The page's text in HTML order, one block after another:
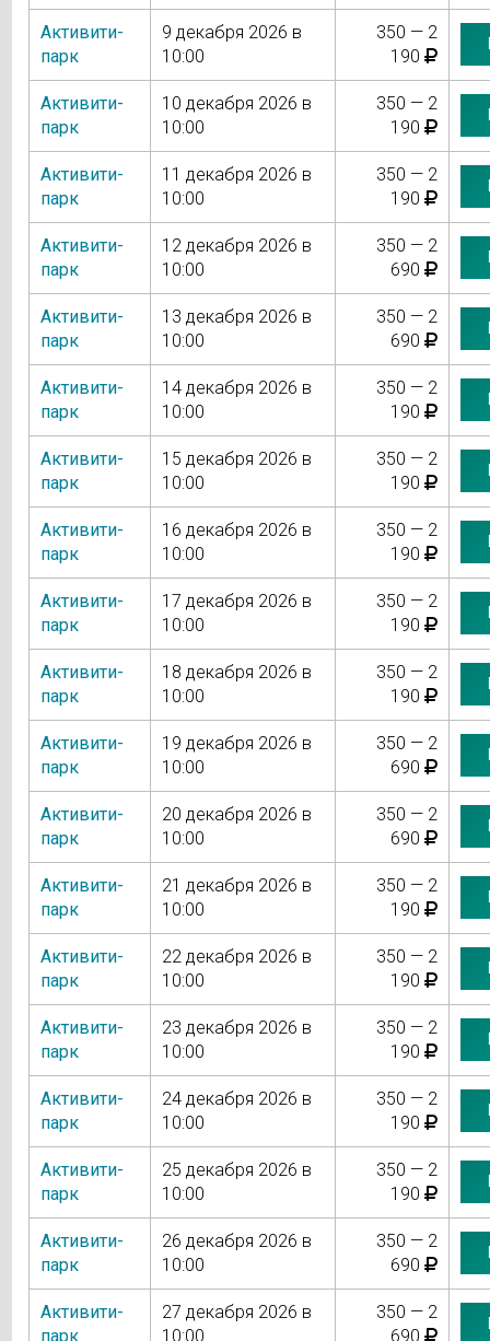
Активити-
парк
9 декабря 2026 в
10:00
350 — 2
190
Активити-
парк
10 декабря 2026 в
10:00
350 — 2
190
Активити-
парк
11 декабря 2026 в
10:00
350 — 2
190
Активити-
парк
12 декабря 2026 в
10:00
350 — 2
690
Активити-
парк
13 декабря 2026 в
10:00
350 — 2
690
Активити-
парк
14 декабря 2026 в
10:00
350 — 2
190
Активити-
парк
15 декабря 2026 в
10:00
350 — 2
190
Активити-
парк
16 декабря 2026 в
10:00
350 — 2
190
Активити-
парк
17 декабря 2026 в
10:00
350 — 2
190
Активити-
парк
18 декабря 2026 в
10:00
350 — 2
190
Активити-
парк
19 декабря 2026 в
10:00
350 — 2
690
Активити-
парк
20 декабря 2026 в
10:00
350 — 2
690
Активити-
парк
21 декабря 2026 в
10:00
350 — 2
190
Активити-
парк
22 декабря 2026 в
10:00
350 — 2
190
Активити-
парк
23 декабря 2026 в
10:00
350 — 2
190
Активити-
парк
24 декабря 2026 в
10:00
350 — 2
190
Активити-
парк
25 декабря 2026 в
10:00
350 — 2
190
Активити-
парк
26 декабря 2026 в
10:00
350 — 2
690
Активити-
парк
27 декабря 2026 в
10:00
350 — 2
690